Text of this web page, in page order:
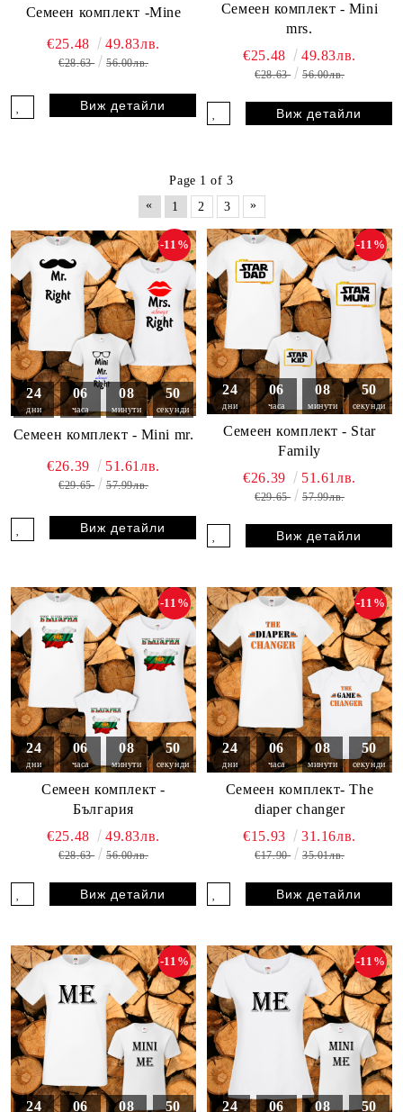
Семеен комплект -Mine
€25.48 49.83лв.
€28.63 56.00лв.
Виж детайли
Семеен комплект - Mini
mrs.
€25.48 49.83лв.
€28.63 56.00лв.
Виж детайли
Page 1 of 3
«
1 2 3 »
24
дни
06
часа
08
минути
49
секунди
Семеен комплект - Mini mr.
-11%
€26.39 51.61лв.
€29.65 57.99лв.
Виж детайли
24
дни
06
часа
08
минути
49
секунди
Семеен комплект - Star
Family
-11%
€26.39 51.61лв.
€29.65 57.99лв.
Виж детайли
24
дни
06
часа
08
минути
49
секунди
Семеен комплект -
България
-11%
€25.48 49.83лв.
€28.63 56.00лв.
Виж детайли
24
дни
06
часа
08
минути
49
секунди
Семеен комплект- The
diaper changer
-11%
€15.93 31.16лв.
€17.90 35.01лв.
Виж детайли
24 06 08 49
-11%
24 06 08 49
-11%